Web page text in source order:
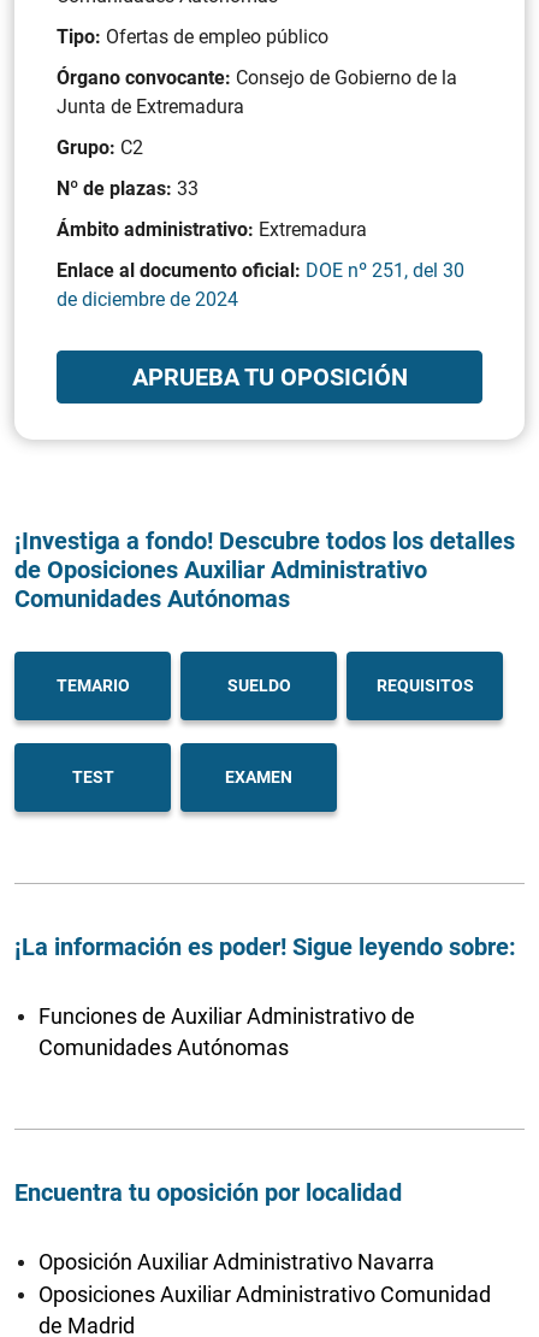
Tipo: Ofertas de empleo público
Órgano convocante: Consejo de Gobierno de la
Junta de Extremadura
Grupo: C2
Nº de plazas: 33
Ámbito administrativo: Extremadura
Enlace al documento oficial: DOE nº 251, del 30
de diciembre de 2024
APRUEBA TU OPOSICIÓN
¡Investiga a fondo! Descubre todos los detalles
de Oposiciones Auxiliar Administrativo
Comunidades Autónomas
TEMARIO SUELDO REQUISITOS
TEST EXAMEN
¡La información es poder! Sigue leyendo sobre:
Funciones de Auxiliar Administrativo de
Comunidades Autónomas
Encuentra tu oposición por localidad
Oposición Auxiliar Administrativo Navarra
Oposiciones Auxiliar Administrativo Comunidad
de Madrid